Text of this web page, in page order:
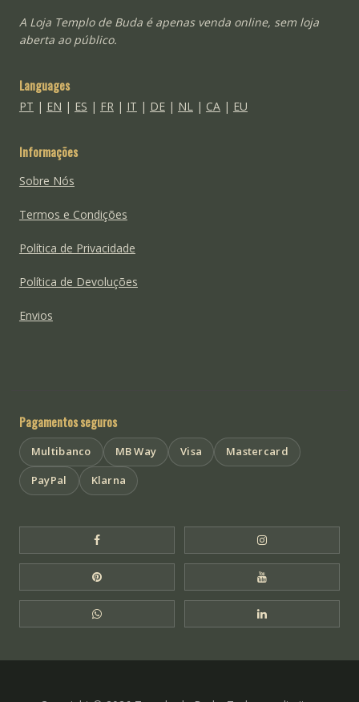
A Loja Templo de Buda é apenas venda online, sem loja
aberta ao público.
Languages
PT | EN | ES | FR | IT | DE| NL | CA| EU
Informações
Sobre Nós
Termos e Condições
Política de Privacidade
Política de Devoluções
Envios
Pagamentos seguros
Multibanco MB Way Visa
Mastercard
PayPal
Klarna
Facebook Templo de Buda Instagram
Pinterest Templo de Buda YouTube Templo
WhatsApp Templo de Buda LinkedIn Templo